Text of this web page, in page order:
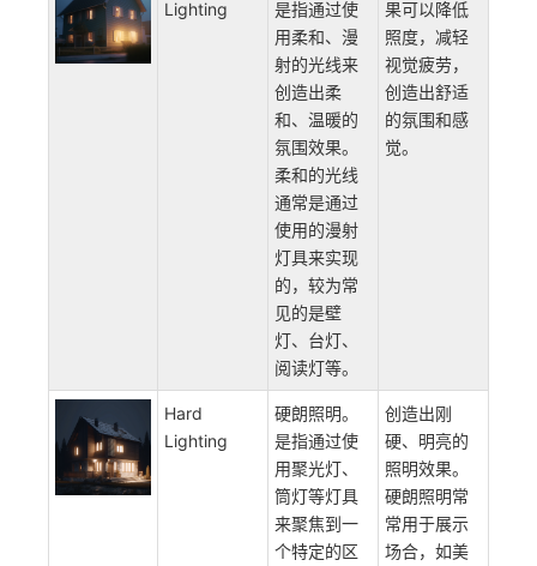
橱”)中，从而
营造出舒
适、柔和、
光滑的环境
照明效果。
柔和照明。
是指通过使
用柔和、漫
射的光线来
创造出柔
和、温暖的
氛围效果。
柔和的光线
通常是通过
使用的漫射
灯具来实现
的，较为常
见的是壁
灯、台灯、
阅读灯等。